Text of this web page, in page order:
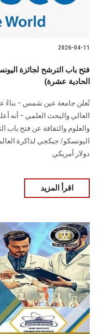
2026-04-11
فتح باب الترشح لجائزة
الحادية عشرة)
تُعلن جامعة عين شمس – بناءً
العالي والبحث العلمي – أنه
والعلوم والثقافة عن فتح باب
دولار أمريكي
اقرأ المزيد